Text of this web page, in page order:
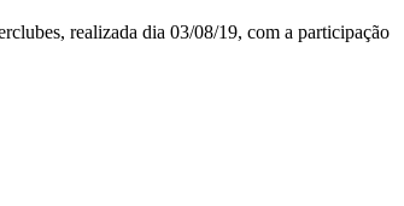
realizada dia 03/08/19, com a participação